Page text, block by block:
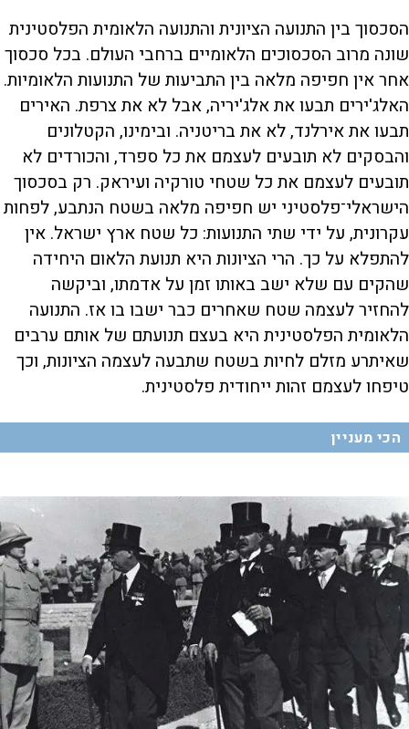
הסכסוך בין התנועה הציונית והתנועה הלאומית הפלסטינית
שונה מרוב הסכסוכים הלאומיים ברחבי העולם. בכל סכסוך
אחר אין חפיפה מלאה בין התביעות של התנועות הלאומיות.
האלג'ירים תבעו את אלג'יריה, אבל לא את צרפת. האירים
תבעו את אירלנד, לא את בריטניה. ובימינו, הקטלונים
והבסקים לא תובעים לעצמם את כל ספרד, והכורדים לא
תובעים לעצמם את כל שטחי טורקיה ועיראק. רק בסכסוך
הישראלי־פלסטיני יש חפיפה מלאה בשטח הנתבע, לפחות
עקרונית, על ידי שתי התנועות: כל שטח ארץ ישראל. אין
להתפלא על כך. הרי הציונות היא תנועת הלאום היחידה
שהקים עם שלא ישב באותו זמן על אדמתו, וביקשה
להחזיר לעצמה שטח שאחרים כבר ישבו בו אז. התנועה
הלאומית הפלסטינית היא בעצם תנועתם של אותם ערבים
שאיתרע מזלם לחיות בשטח שתבעה לעצמה הציונות, וכך
טיפחו לעצמם זהות ייחודית פלסטינית.
הכי מעניין